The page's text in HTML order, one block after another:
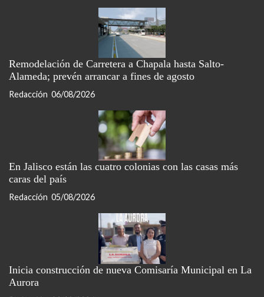
Remodelación de Carretera a Chapala hasta Salto-
Alameda; prevén arrancar a fines de agosto
Redacción 06/08/2026
En Jalisco están las cuatro colonias con las casas más
caras del país
Redacción 05/08/2026
Inicia construcción de nueva Comisaría Municipal en La
Aurora